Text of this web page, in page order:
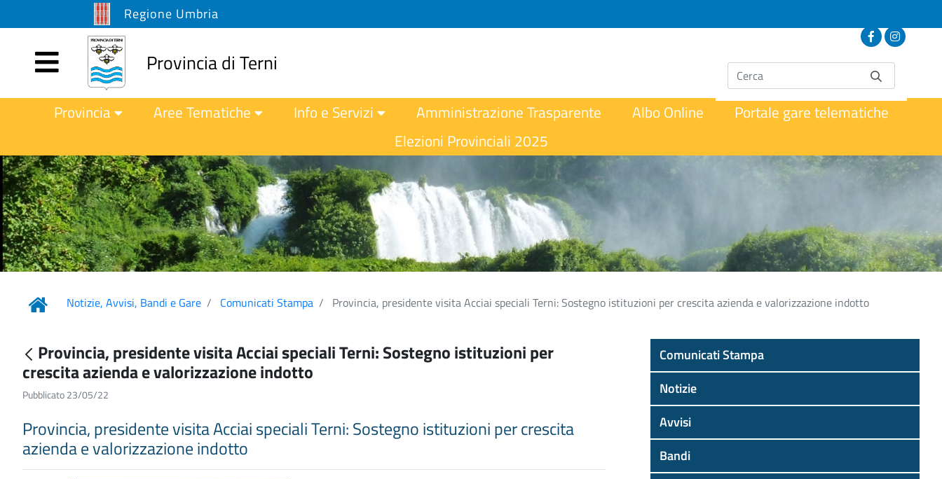
Regione Umbria
Provincia di Terni
Provincia Aree Tematiche Info e Servizi Amministrazione Trasparente Albo Online
Portale gare telematiche
Elezioni Provinciali 2025
Notizie, Avvisi, Bandi e Gare Comunicati Stampa Provincia, presidente visita Acciai speciali Terni: Sostegno istituzioni per crescita azienda e valorizzazione indotto
Provincia, presidente visita Acciai speciali Terni: Sostegno istituzioni per
crescita azienda e valorizzazione indotto
Pubblicato 23/05/22
Provincia, presidente visita Acciai speciali Terni: Sostegno istituzioni per crescita
azienda e valorizzazione indotto
Comunicati Stampa
Notizie
Avvisi
Bandi